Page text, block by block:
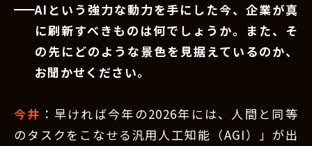
AIという強力な動力を手にした今、企業が真
に刷新すべきものは何でしょうか。また、そ
の先にどのような景色を見据えているのか、
お聞かせください。
今井 ：早ければ今年の2026年には、人間と同等
のタスクをこなせる汎用人工知能（AGI）」が出